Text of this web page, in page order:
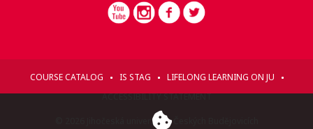
COURSE CATALOG IS STAG
LIFELONG LEARNING ON JU
ACCESSIBILITY STATEMENT
© 2026 Jihočeská univerzita v Českých Budějovicích